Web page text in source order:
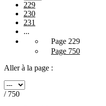
229
230
231
...
Page 229
Page 750
Aller à la page :
/ 750